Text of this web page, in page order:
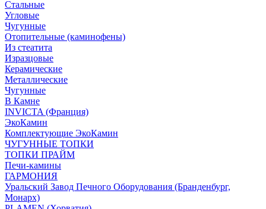
Стальные
Угловые
Чугунные
Отопительные (каминофены)
Из стеатита
Изразцовые
Керамические
Металлические
Чугунные
В Камне
INVICTA (Франция)
ЭкоКамин
Комплектующие ЭкоКамин
ЧУГУННЫЕ ТОПКИ
ТОПКИ ПРАЙМ
Печи-камины
ГАРМОНИЯ
Уральский Завод Печного Оборудования (Бранденбург,
Монарх)